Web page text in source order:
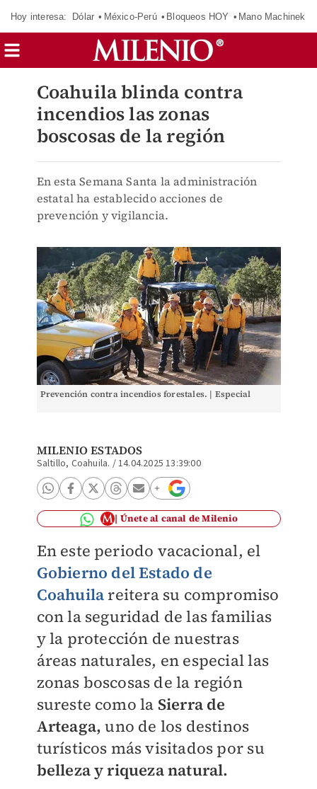
Hoy interesa: Dólar México-Perú Bloqueos HOY Mano Machinek
Coahuila blinda contra
incendios las zonas
boscosas de la región
En esta Semana Santa la administración
estatal ha establecido acciones de
prevención y vigilancia.
Prevención contra incendios forestales. | Especial
MILENIO ESTADOS
Saltillo, Coahuila. /14.04.2025 13:39:00
Únete al canal de Milenio
En este periodo vacacional, el
Gobierno del Estado de
Coahuilareitera su compromiso
con la seguridad de las familias
y la protección de nuestras
áreas naturales, en especial las
zonas boscosas de la región
sureste como la Sierra de
Arteaga,uno de los destinos
turísticos más visitados por su
belleza y riqueza natural.